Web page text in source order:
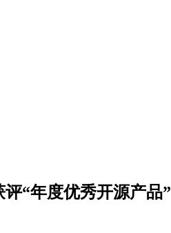
“年度优秀开源产品”